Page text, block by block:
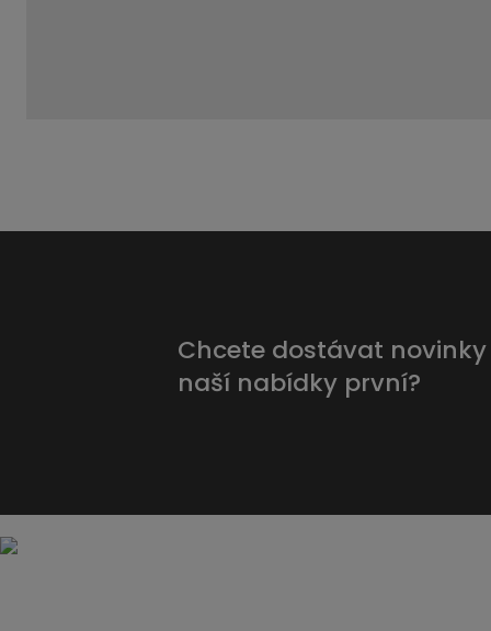
Chcete dostávat novinky
naší nabídky první?